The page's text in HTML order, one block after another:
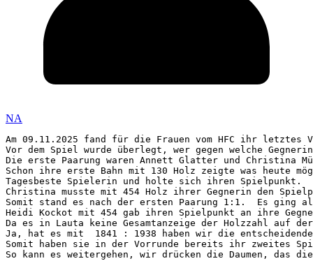
NA
Am 09.11.2025 fand für die Frauen vom HFC ihr
Vor dem Spiel wurde überlegt, wer gegen welche
Die erste Paarung waren Annett Glatter und Christina
Schon ihre erste Bahn mit 130 Holz zeigte was heute
Tagesbeste Spielerin und holte sich ihren Spielpunkt.
Christina musste mit 454 Holz ihrer Gegnerin den
Somit stand es nach der ersten Paarung 1:1.  Es ging
Heidi Kockot mit 454 gab ihren Spielpunkt an ihre
Da es in Lauta keine Gesamtanzeige der Holzzahl
Ja, hat es mit  1841 : 1938 haben wir die
Somit haben sie in der Vorrunde bereits ihr zweites
So kann es weitergehen, wir drücken die Daumen, das